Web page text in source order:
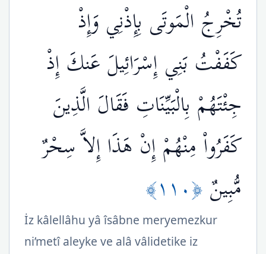
تُخْرِجُ الْمَوتَى بِإِذْنِي وَإِذْ
كَفَفْتُ بَنِي إِسْرَائِيلَ عَنكَ إِذْ
جِئْتَهُمْ بِالْبَيِّنَاتِ فَقَالَ الَّذِينَ
كَفَرُواْ مِنْهُمْ إِنْ هَذَا إِلاَّ سِحْرٌ
مُّبِينٌ ﴿١١٠﴾
İz kâlellâhu yâ îsâbne meryemezkur
ni’metî aleyke ve alâ vâlidetike iz